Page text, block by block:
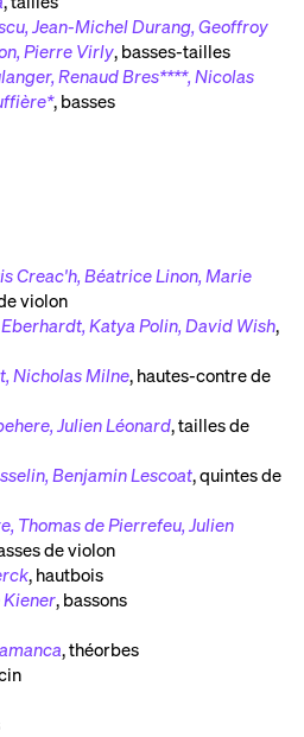
Jean-Michel Durang, Geoffroy
Pierre Virly, basses-tailles
Renaud Bres****, Nicolas
, basses
Creac'h, Béatrice Linon, Marie
violon
Katya Polin, David Wish,
Nicholas Milne, hautes-contre de
Julien Léonard,tailles de
Benjamin Lescoat,quintes de
Thomas de Pierrefeu, Julien
de violon
, hautbois
Kiener, bassons
,théorbes